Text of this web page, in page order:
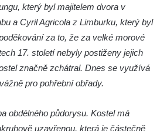
v Horním Třeboníně
Třebonínem a Horním
Dolního Třebonína
v Rybniště
Jiljí v Lužci nad
který byl majitelem dvora v
a Cyril Agricola z Limburku, který byl
za to, že za velké morové
17. století nebyly postiženy jejich
značně zchátral. Dnes se využívá
pro pohřební obřady.
obdélného půdorysu. Kostel má
uzavřenou, která je částečně